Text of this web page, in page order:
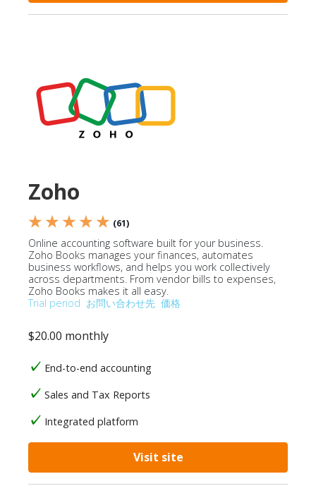
Zoho
★ ★ ★ ★ ★ (61)
Online accounting software built for your business.
Zoho Books manages your finances, automates
business workflows, and helps you work collectively
across departments. From vendor bills to expenses,
Zoho Books makes it all easy.
Trial period お問い合わせ先 価格
$20.00 monthly
End-to-end accounting
Sales and Tax Reports
Integrated platform
Visit site